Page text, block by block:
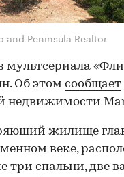
and Peninsula Realtor
мультсериала
Об этом сообщает
недвижимости
жилище
веке,
три спальни, две